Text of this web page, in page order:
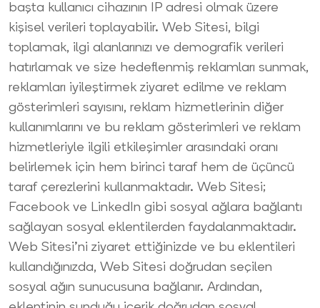
başta kullanıcı cihazının IP adresi olmak üzere
kişisel verileri toplayabilir. Web Sitesi, bilgi
toplamak, ilgi alanlarınızı ve demografik verileri
hatırlamak ve size hedeflenmiş reklamları sunmak,
reklamları iyileştirmek ziyaret edilme ve reklam
gösterimleri sayısını, reklam hizmetlerinin diğer
kullanımlarını ve bu reklam gösterimleri ve reklam
hizmetleriyle ilgili etkileşimler arasındaki oranı
belirlemek için hem birinci taraf hem de üçüncü
taraf çerezlerini kullanmaktadır. Web Sitesi;
Facebook ve LinkedIn gibi sosyal ağlara bağlantı
sağlayan sosyal eklentilerden faydalanmaktadır.
Web Sitesi’ni ziyaret ettiğinizde ve bu eklentileri
kullandığınızda, Web Sitesi doğrudan seçilen
sosyal ağın sunucusuna bağlanır. Ardından,